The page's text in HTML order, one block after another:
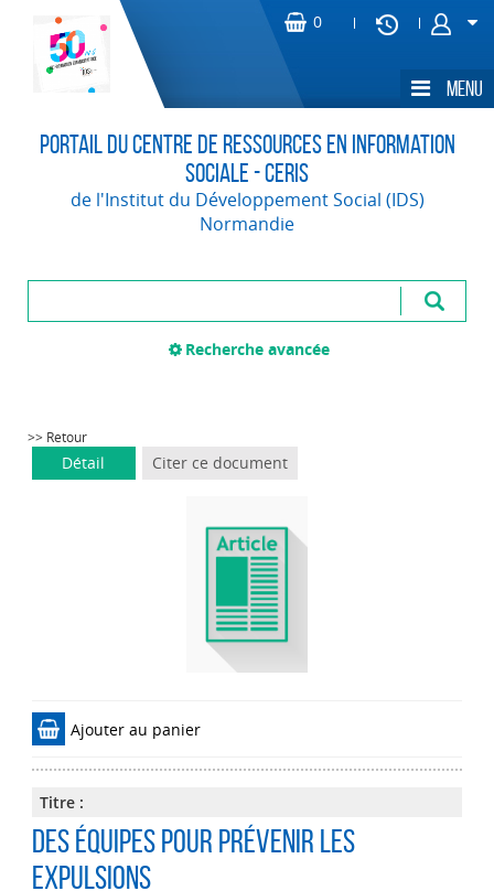
Portail du Centre de Ressources en Information
Sociale - CERIS
de l'Institut du Développement Social (IDS)
Normandie
Recherche avancée
>> Retour
Détail Citer ce document
Ajouter au panier
Titre :
Des équipes pour prévenir les
expulsions